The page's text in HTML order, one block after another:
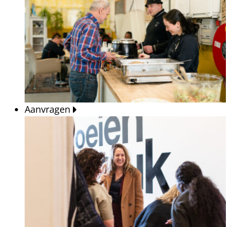
Aanvragen